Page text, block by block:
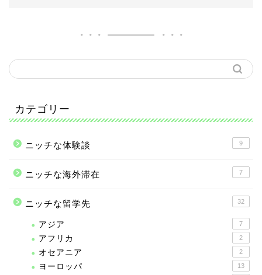
カテゴリー
ニッチな体験談 9
ニッチな海外滞在 7
ニッチな留学先 32
アジア 7
アフリカ 2
オセアニア 2
ヨーロッパ 13